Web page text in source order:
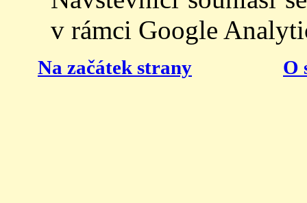
v rámci Google
Na začátek strany O